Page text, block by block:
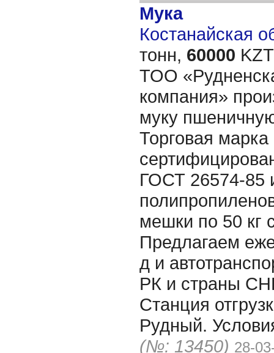
Мука
Костанайская
тонн, 60000
ТОО
компания»
муку
Торговая
ГОСТ 26574-85
мешки по 50 кг
Предлагаем
д и
РК и страны
Станция
Рудный.
(№: 13450) 28-